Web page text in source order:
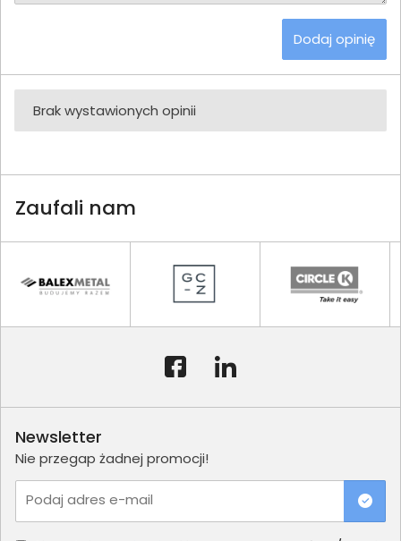
Dodaj opinię
Brak wystawionych opinii
Zaufali nam
Newsletter
Nie przegap żadnej promocji!
Podaj adres e-mail